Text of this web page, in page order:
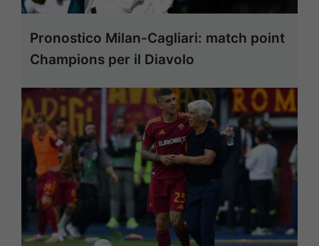
Pronostico Milan-Cagliari: match point
Champions per il Diavolo